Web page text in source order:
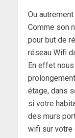
Ou
Comme son
pour but de
réseau Wifi
En effet
étage, dans
si votre
des murs
wifi sur votre